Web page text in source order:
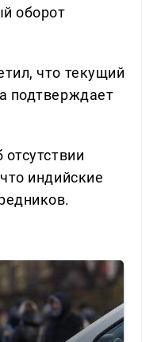
оборот
что текущий
подтверждает
индийские